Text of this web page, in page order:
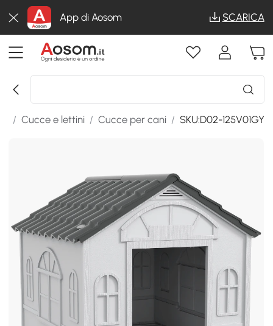
App di Aosom SCARICA
/ Cucce e lettini / Cucce per cani / SKU:D02-125V01GY